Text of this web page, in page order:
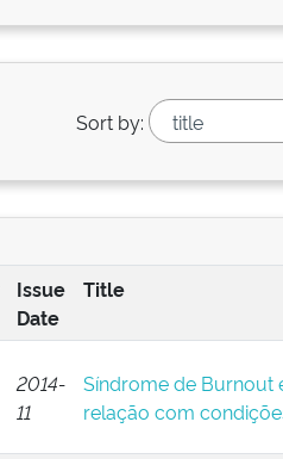
Sort by:
Issue
Date
Title
2014-
11
Síndrome de Burnout
relação com